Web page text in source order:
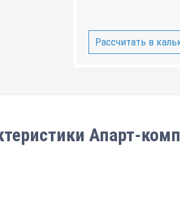
Рассчитать в
Апарт-